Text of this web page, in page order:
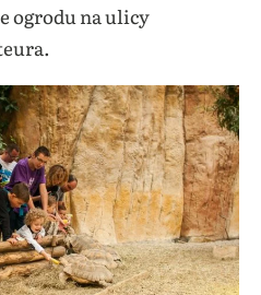
ogrodu na ulicy